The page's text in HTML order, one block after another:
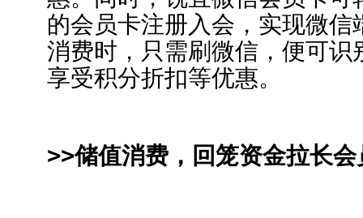
的会员卡注册入会，实现微
消费时，只需刷微信，便可
享受积分折扣等优惠。
>>储值消费，回笼资金拉长